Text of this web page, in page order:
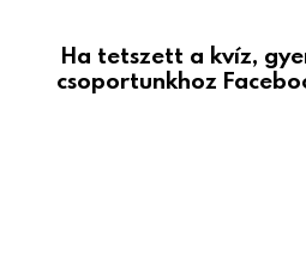
Ha tetszett a kvíz,
csoportunkhoz